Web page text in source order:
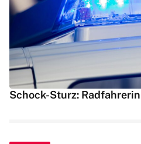
Schock-Sturz: